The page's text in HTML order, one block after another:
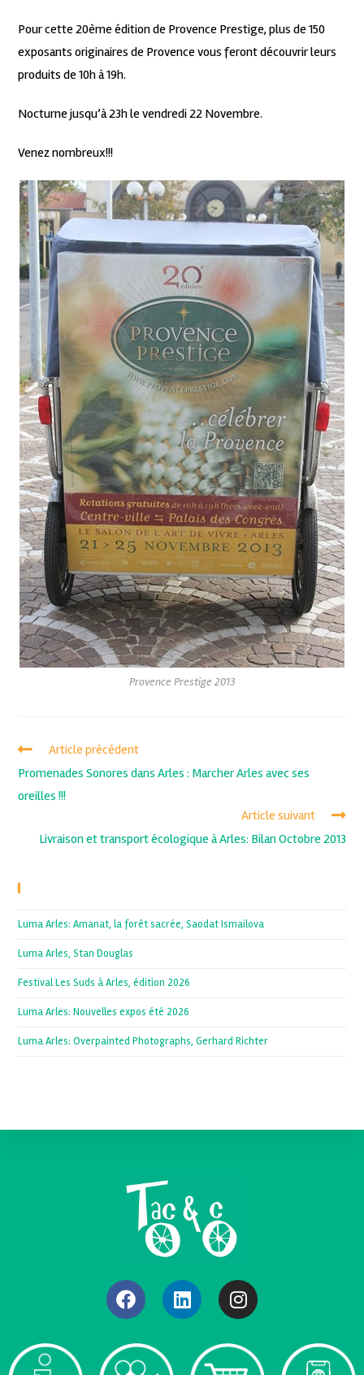
Pour cette 20ème édition de Provence Prestige, plus de 150
exposants originaires de Provence vous feront découvrir leurs
produits de 10h à 19h.
Nocturne jusqu’à 23h le vendredi 22 Novembre.
Venez nombreux!!!
Provence Prestige 2013
Article précédent
Promenades Sonores dans Arles : Marcher Arles avec ses
oreilles !!!
Article suivant
Livraison et transport écologique à Arles: Bilan Octobre 2013
Luma Arles: Amanat, la forêt sacrée, Saodat Ismailova
Luma Arles, Stan Douglas
Festival Les Suds à Arles, édition 2026
Luma Arles: Nouvelles expos été 2026
Luma Arles: Overpainted Photographs, Gerhard Richter